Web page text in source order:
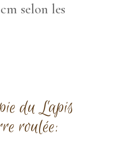
selon les
du Lapis
roulée: